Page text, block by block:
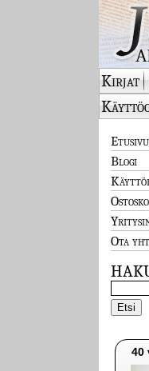
Kirjat
Etusivu
Blogi
Ota
40